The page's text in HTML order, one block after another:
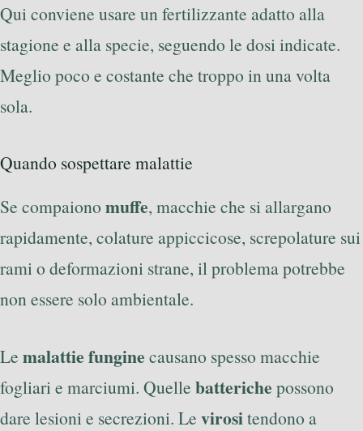
Qui conviene usare un fertilizzante adatto alla
stagione e alla specie, seguendo le dosi indicate.
Meglio poco e costante che troppo in una volta
sola.
Quando sospettare malattie
Se compaiono muffe, macchie che si allargano
rapidamente, colature appiccicose, screpolature sui
rami o deformazioni strane, il problema potrebbe
non essere solo ambientale.
Le malattie fungine causano spesso macchie
fogliari e marciumi. Quelle batteriche possono
dare lesioni e secrezioni. Le virositendono a